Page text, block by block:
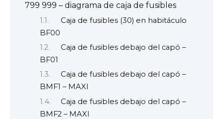
799 999 – diagrama de caja de fusibles
Caja de fusibles (30) en habitáculo
BF00
Caja de fusibles debajo del capó –
BF01
Caja de fusibles debajo del capó –
BMF1 – MAXI
Caja de fusibles debajo del capó –
BMF2 – MAXI